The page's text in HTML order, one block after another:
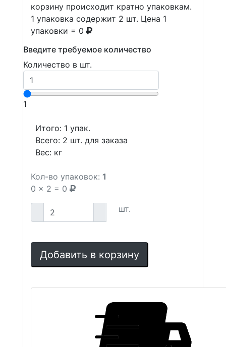
корзину происходит кратно упаковкам.
1 упаковка содержит 2 шт. Цена 1
упаковки = 0
Введите требуемое количество
Количество в шт.
1
Итого: 1 упак.
Всего: 2 шт. для заказа
Вес: кг
Кол-во упаковок: 1
0 x 2 = 0
шт.
Добавить в корзину